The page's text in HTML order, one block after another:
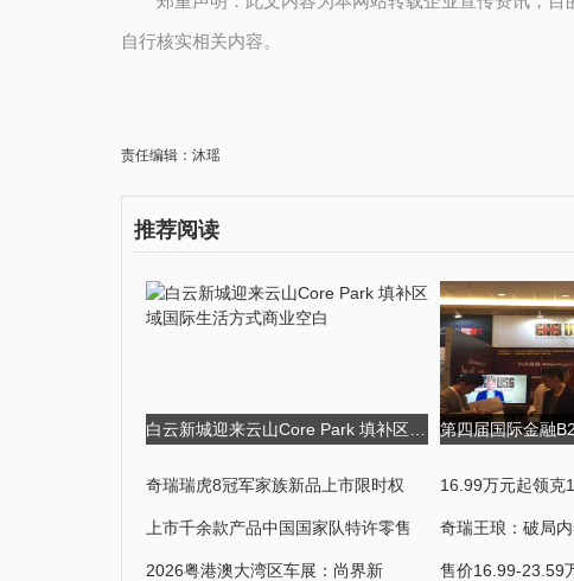
自行核实相关内容。
责任编辑：沐瑶
推荐阅读
奇瑞瑞虎8冠军家族新品上市限时权 16.99万元起领克
上市千余款产品中国国家队特许零售 奇瑞王琅：破局
2026粤港澳大湾区车展：尚界新 售价16.99-23.59